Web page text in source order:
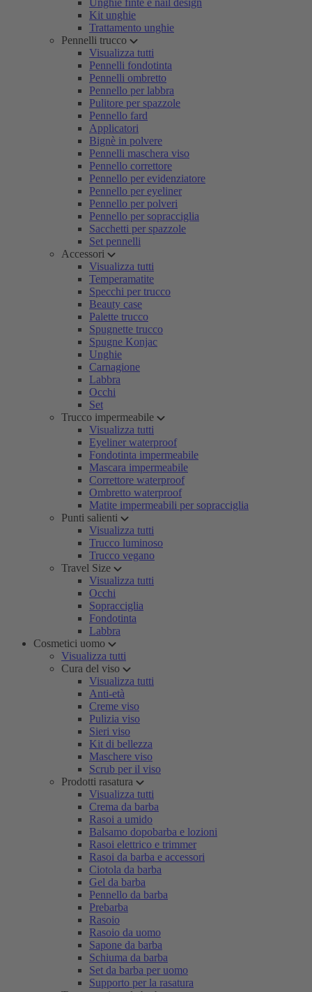
Unghie finte e nail design
Kit unghie
Trattamento unghie
Pennelli trucco
Visualizza tutti
Pennelli fondotinta
Pennelli ombretto
Pennello per labbra
Pulitore per spazzole
Pennello fard
Applicatori
Bignè in polvere
Pennelli maschera viso
Pennello correttore
Pennello per evidenziatore
Pennello per eyeliner
Pennello per polveri
Pennello per sopracciglia
Sacchetti per spazzole
Set pennelli
Accessori
Visualizza tutti
Temperamatite
Specchi per trucco
Beauty case
Palette trucco
Spugnette trucco
Spugne Konjac
Unghie
Carnagione
Labbra
Occhi
Set
Trucco impermeabile
Visualizza tutti
Eyeliner waterproof
Fondotinta impermeabile
Mascara impermeabile
Correttore waterproof
Ombretto waterproof
Matite impermeabili per sopracciglia
Punti salienti
Visualizza tutti
Trucco luminoso
Trucco vegano
Travel Size
Visualizza tutti
Occhi
Sopracciglia
Fondotinta
Labbra
Cosmetici uomo
Visualizza tutti
Cura del viso
Visualizza tutti
Anti-età
Creme viso
Pulizia viso
Sieri viso
Kit di bellezza
Maschere viso
Scrub per il viso
Prodotti rasatura
Visualizza tutti
Crema da barba
Rasoi a umido
Balsamo dopobarba e lozioni
Rasoi elettrico e trimmer
Rasoi da barba e accessori
Ciotola da barba
Gel da barba
Pennello da barba
Prebarba
Rasoio
Rasoio da uomo
Sapone da barba
Schiuma da barba
Set da barba per uomo
Supporto per la rasatura